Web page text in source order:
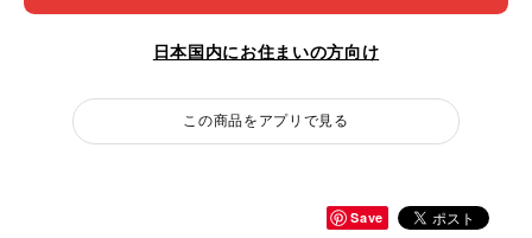
日本国内にお住まいの方向け
この商品をアプリで見る
Save